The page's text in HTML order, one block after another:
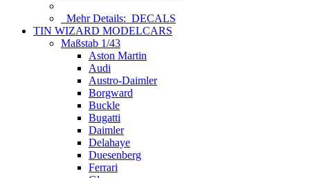
Mehr Details: DECALS
TIN WIZARD MODELCARS
Maßstab 1/43
Aston Martin
Audi
Austro-Daimler
Borgward
Buckle
Bugatti
Daimler
Delahaye
Duesenberg
Ferrari